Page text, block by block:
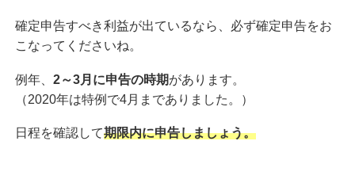
確定申告すべき利益が出ているなら、必ず確定申告をお
こなってくださいね。
例年、 2～3月に申告の時期があります。
（2020年は特例で4月までありました。）
日程を確認して期限内に申告しましょう。